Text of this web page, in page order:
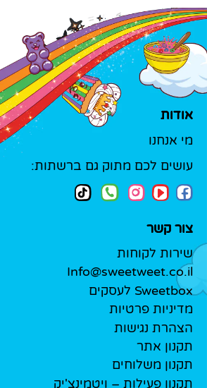
אודות
מי אנחנו
עושים לכם מתוק גם ברשתות:
צור קשר
שירות לקוחות
Info@sweetweet.co.il
Sweetbox לעסקים
מדיניות פרטיות
הצהרת נגישות
תקנון אתר
תקנון משלוחים
תקנון פעילות – ויטמינצ'יק